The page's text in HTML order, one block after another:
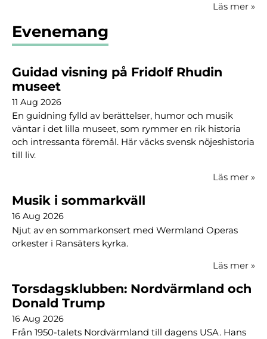
Läs mer »
Evenemang
Guidad visning på Fridolf Rhudin
museet
11 Aug 2026
En guidning fylld av berättelser, humor och musik
väntar i det lilla museet, som rymmer en rik historia
och intressanta föremål. Här väcks svensk nöjeshistoria
till liv.
Läs mer »
Musik i sommarkväll
16 Aug 2026
Njut av en sommarkonsert med Wermland Operas
orkester i Ransäters kyrka.
Läs mer »
Torsdagsklubben: Nordvärmland och
Donald Trump
16 Aug 2026
Från 1950-talets Nordvärmland till dagens USA. Hans